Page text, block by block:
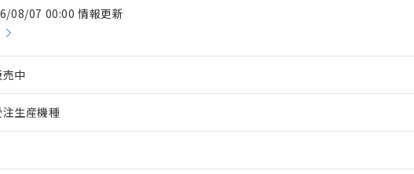
08/07 00:00 情報更新
売中
注生産機種